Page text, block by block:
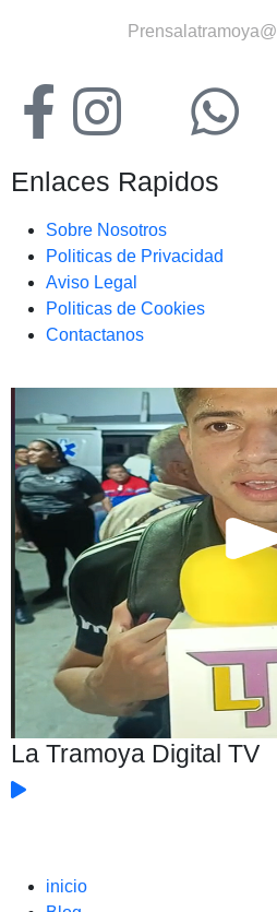
Enlaces Rapidos
Sobre Nosotros
Politicas de Privacidad
Aviso Legal
Politicas de Cookies
Contactanos
La Tramoya Digital TV
inicio